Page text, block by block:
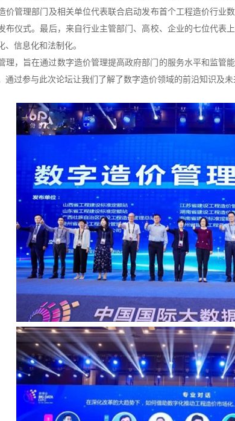
价管理部门及相关单位代表联合启动发布首个工程造价行业
布仪式。最后，来自行业主管部门、高校、企业的七位代表
信息化和法制化。
理，旨在通过数字造价管理提高政府部门的服务水平和监管
通过参与此次论坛让我们了解了数字造价领域的前沿知识及